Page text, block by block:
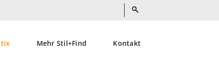
Mehr Stil+Find Kontakt